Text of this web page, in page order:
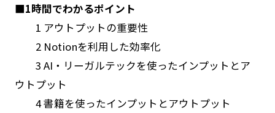
■1時間でわかるポイント
1 アウトプットの重要性
2 Notionを利用した効率化
3 AI・リーガルテックを使ったインプットとア
ウトプット
4 書籍を使ったインプットとアウトプット